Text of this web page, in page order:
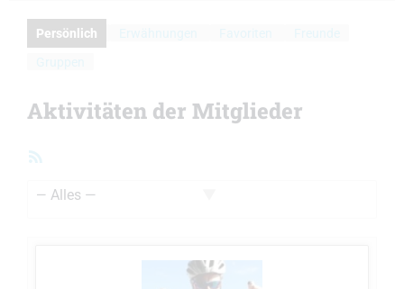
Persönlich
Aktivitäten der Mitglieder